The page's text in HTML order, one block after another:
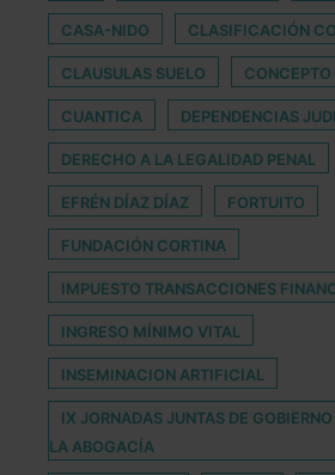
CASA-NIDO CLASIFICACIÓN
CLAUSULAS SUELO
CUANTICA DEPENDENCIAS
DERECHO A LA LEGALIDAD PENAL
EFRÉN DÍAZ DÍAZ FORTUITO
FUNDACIÓN CORTINA
IMPUESTO TRANSACCIONES
INGRESO MÍNIMO VITAL
INSEMINACION ARTIFICIAL
IX JORNADAS JUNTAS DE
LA ABOGACÍA